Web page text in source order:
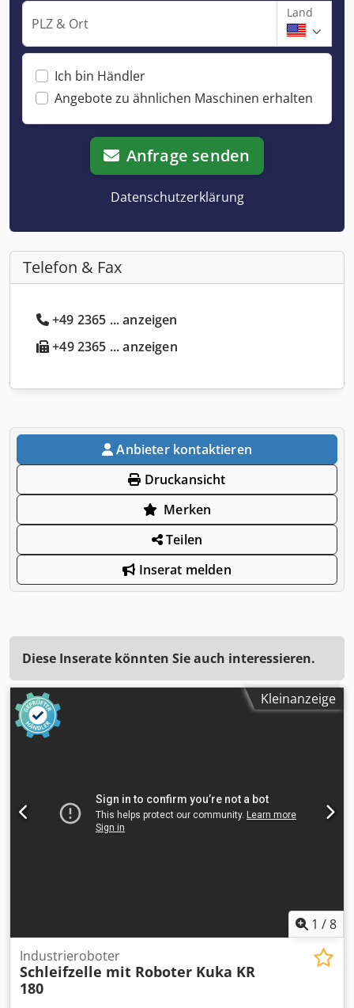
PLZ & Ort
Land
Ich bin Händler
Angebote zu ähnlichen Maschinen erhalten
Anfrage senden
Datenschutzerklärung
Telefon & Fax
+49 2365 ... anzeigen
+49 2365 ... anzeigen
Anbieter kontaktieren
Druckansicht
Merken
Teilen
Inserat melden
Diese Inserate könnten Sie auch interessieren.
Kleinanzeige
1 /8
Industrieroboter
Schleifzelle mit Roboter Kuka KR
180